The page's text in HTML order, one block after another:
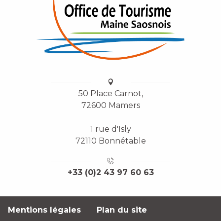
50 Place Carnot,
72600 Mamers
1 rue d'Isly
72110 Bonnétable
+33 (0)2 43 97 60 63
Mentions légales Plan du site